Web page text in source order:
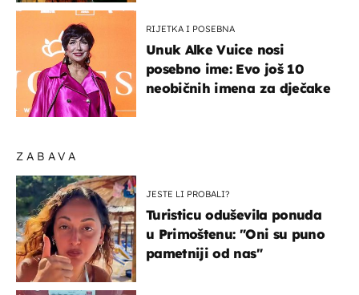
ZABAVA
JESTE LI PROBALI?
Turisticu oduševila ponuda
u Primoštenu: "Oni su puno
pametniji od nas"
RIJETKA I POSEBNA
Unuk Alke Vuice nosi
posebno ime: Evo još 10
neobičnih imena za dječake